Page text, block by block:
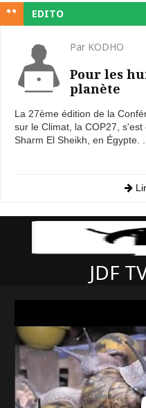
EDITO
Par KODHO
Pour les
planète
La 27ème édition de la
sur le Climat, la COP27,
Sharm El Sheikh, en Égypte.
JDF